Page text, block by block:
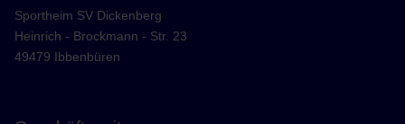
Sportheim SV Dickenberg
Heinrich - Brockmann - Str. 23
49479 Ibbenbüren